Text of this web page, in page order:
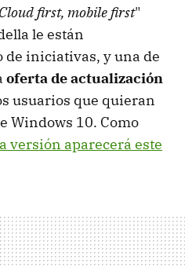
Cloud first, mobile first"
le están
de iniciativas, y una de
oferta de actualización
usuarios que quieran
Windows 10. Como
versión aparecerá este